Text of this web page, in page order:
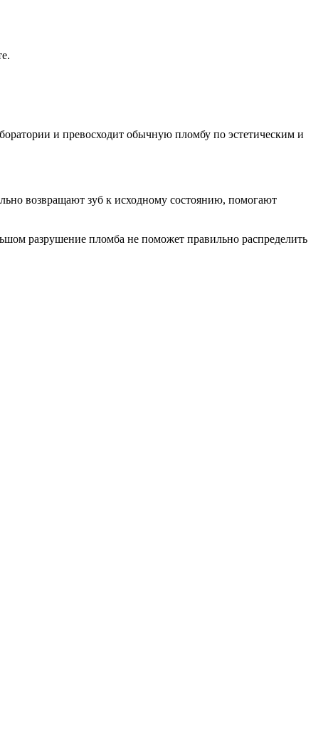
и превосходит обычную пломбу по эстетическим и
возвращают зуб к исходному состоянию, помогают
разрушение пломба не поможет правильно распределить